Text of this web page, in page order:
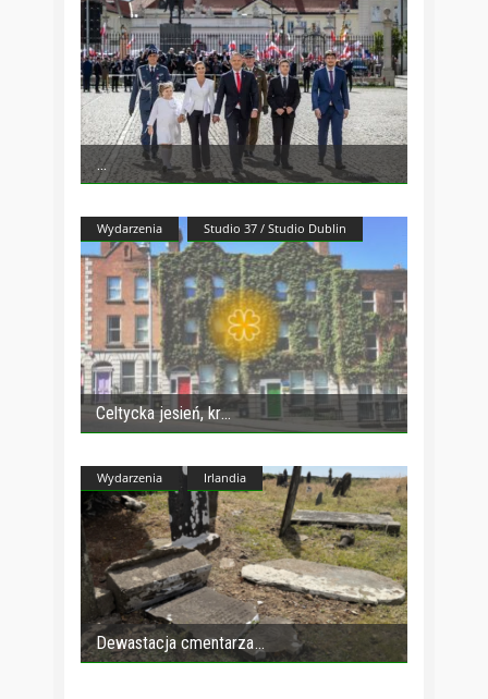
Wydarzenia Studio 37 / Studio Dublin
Celtycka jesień, kr
Wydarzenia Irlandia
Dewastacja cmentarza